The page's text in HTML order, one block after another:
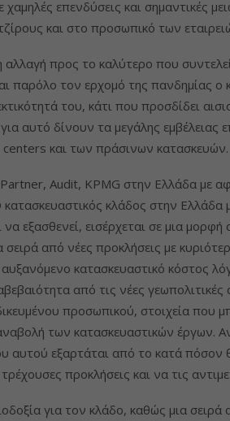
επενδύσεις και σημαντικές
και στο προσωπικό των
προς το καλύτερο που
παρόλο τον ερχομό της πανδημίας ο
του, κάτι που προσδίδει
αυτό δίνουν τα μεγάλης εμβέλειας
και των πράσινων κατασκευών.
Audit, KPMG στην Ελλάδα με
κατασκευαστικός κλάδος στην Ελλάδα
εξασθενεί, εισέρχεται σε μια μορφή
σειρά από νέες προκλήσεις με
αυξανόμενο κατασκευαστικό κόστος
από τις νέες γεωπολιτικές
προσωπικού, στοιχεία που
των κατασκευαστικών έργων.
αυτού εξαρτάται από το κατά
προκλήσεις και να τις
για τον κλάδο, καθώς μια σειρά